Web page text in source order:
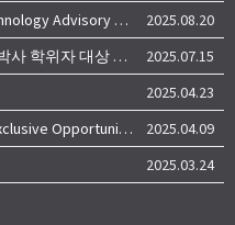
Call for Applications: 2025 Korea Technology Advisory Group (K-TAG)
2025.08.20
과총-한국은행 주관 이공계 분야 석·박사 학위자 대상 서베이
2025.07.15
2025.04.23
i-Drone 2025, Deadline Extended & Exclusive Opportunity to Travel to Korea!
2025.04.09
2025.03.24